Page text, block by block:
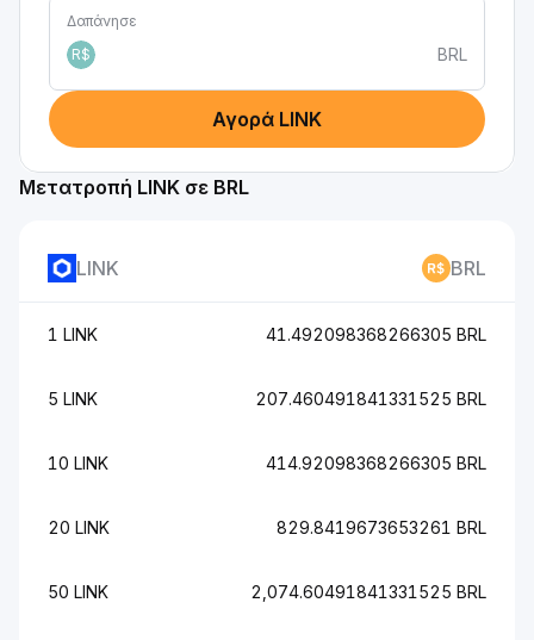
Δαπάνησε
R$
BRL
Αγορά LINK
Μετατροπή LINK σε BRL
LINK BRL
1 LINK 41.492098368266305 BRL
5 LINK 207.460491841331525 BRL
10 LINK 414.92098368266305 BRL
20 LINK 829.8419673653261 BRL
50 LINK 2,074.60491841331525 BRL